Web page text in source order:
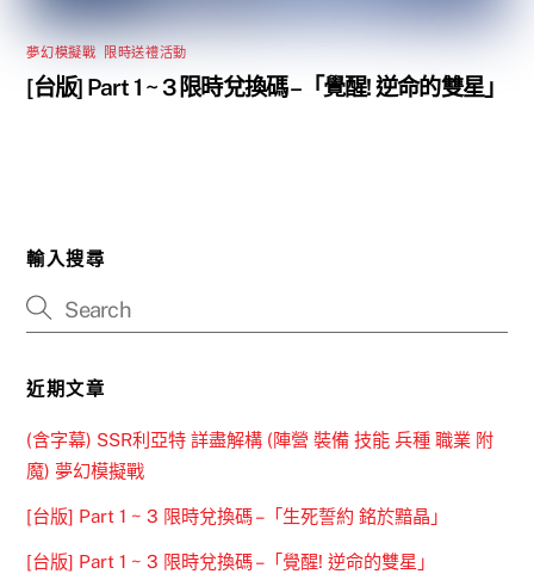
夢幻模擬戰 限時送禮活動
[台版] Part 1 ~ 3 限時兌換碼 –「覺醒! 逆命的雙星」
輸入搜尋
近期文章
(含字幕) SSR利亞特 詳盡解構 (陣營 裝備 技能 兵種 職業 附
魔) 夢幻模擬戰
[台版] Part 1 ~ 3 限時兌換碼 –「生死誓約 銘於黯晶」
[台版] Part 1 ~ 3 限時兌換碼 –「覺醒! 逆命的雙星」